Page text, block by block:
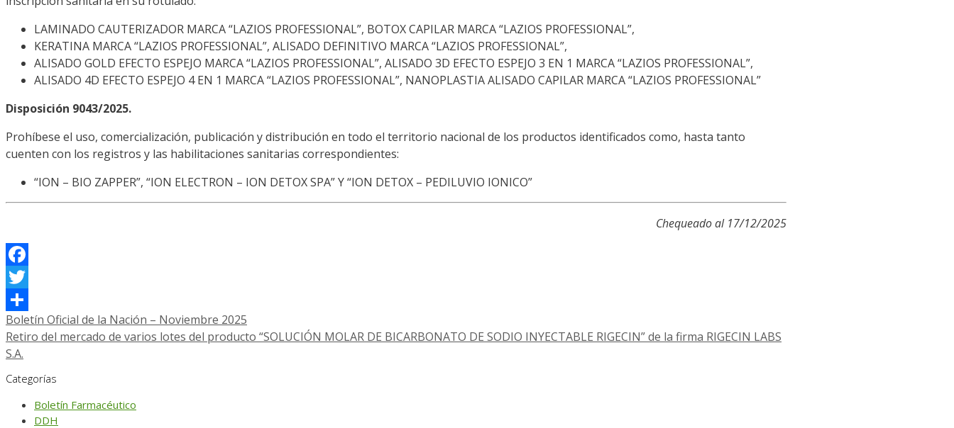
LAMINADO CAUTERIZADOR MARCA “LAZIOS PROFESSIONAL”, BOTOX CAPILAR MARCA “LAZIOS PROFESSIONAL”,
KERATINA MARCA “LAZIOS PROFESSIONAL”, ALISADO DEFINITIVO MARCA “LAZIOS PROFESSIONAL”,
ALISADO GOLD EFECTO ESPEJO MARCA “LAZIOS PROFESSIONAL”, ALISADO 3D EFECTO ESPEJO 3 EN 1 MARCA “LAZIOS PROFESSIONAL”,
ALISADO 4D EFECTO ESPEJO 4 EN 1 MARCA “LAZIOS PROFESSIONAL”, NANOPLASTIA ALISADO CAPILAR MARCA “LAZIOS PROFESSIONAL”
Disposición 9043/2025.
Prohíbese el uso, comercialización, publicación y distribución en todo el territorio nacional de los productos identificados como, hasta tanto
cuenten con los registros y las habilitaciones sanitarias correspondientes:
“ION – BIO ZAPPER”, “ION ELECTRON – ION DETOX SPA” Y “ION DETOX – PEDILUVIO IONICO”
Chequeado al 17/12/2025
Facebook
Twitter
Compartir
Boletín Oficial de la Nación – Noviembre 2025
Retiro del mercado de varios lotes del producto “SOLUCIÓN MOLAR DE BICARBONATO DE SODIO INYECTABLE RIGECIN” de la firma RIGECIN LABS
S.A.
Categorías
Boletín Farmacéutico
DDH